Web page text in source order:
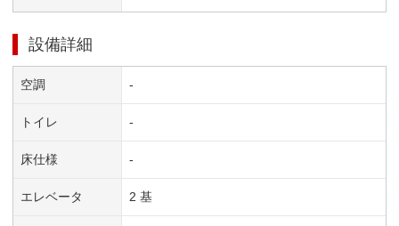
設備詳細
空調 -
トイレ -
床仕様 -
エレベータ 2 基